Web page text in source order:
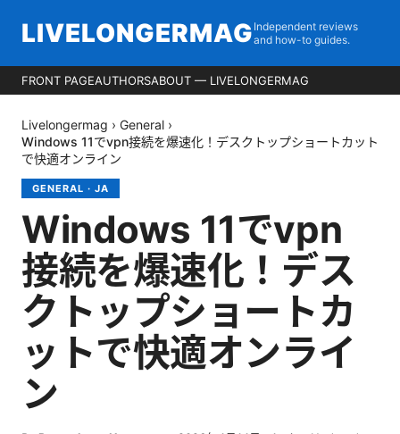
LIVELONGERMAG Independent reviews
and how-to guides.
FRONT PAGEAUTHORSABOUT — LIVELONGERMAG
Livelongermag › General ›
Windows 11でvpn接続を爆速化！デスクトップショートカット
で快適オンライン
GENERAL · JA
Windows 11でvpn
接続を爆速化！デス
クトップショートカ
ットで快適オンライ
ン